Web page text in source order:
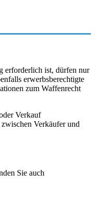
erforderlich ist, dürfen nur
erwerbsberechtigte
zum Waffenrecht
Verkauf
Verkäufer und
Sie auch